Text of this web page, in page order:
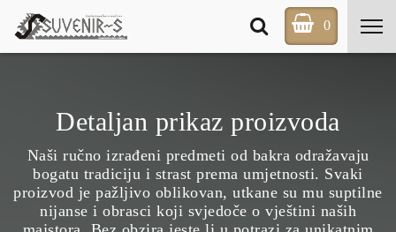
0
Detaljan prikaz proizvoda
Naši ručno izrađeni predmeti od bakra odražavaju
bogatu tradiciju i strast prema umjetnosti. Svaki
proizvod je pažljivo oblikovan, utkane su mu suptilne
nijanse i obrasci koji svjedoče o vještini naših